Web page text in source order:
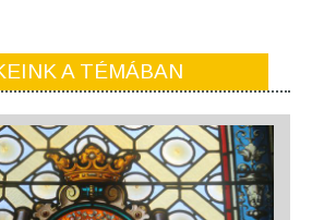
A TÉMÁBAN